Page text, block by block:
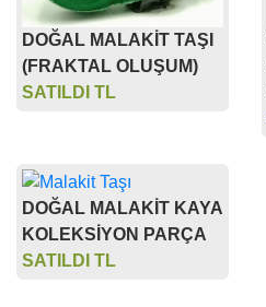
DOĞAL MALAKİT TAŞI
(FRAKTAL OLUŞUM)
SATILDI TL
DOĞAL MALAKİT KAYA
KOLEKSİYON PARÇA
SATILDI TL